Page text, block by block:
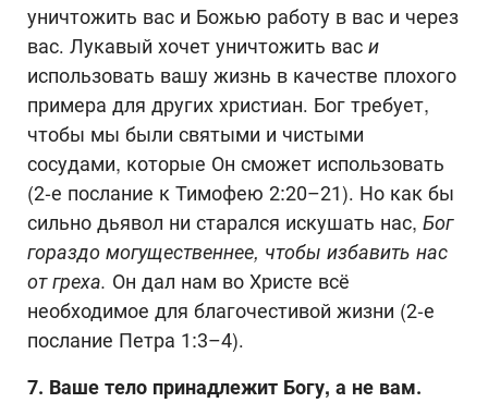
уничтожить вас и Божью работу в вас и через
вас. Лукавый хочет уничтожить вас и
использовать вашу жизнь в качестве плохого
примера для других христиан. Бог требует,
чтобы мы были святыми и чистыми
сосудами, которые Он сможет использовать
(2-е послание к Тимофею 2:20–21). Но как бы
сильно дьявол ни старался искушать нас, Бог
гораздо могущественнее, чтобы избавить нас
от греха. Он дал нам во Христе всё
необходимое для благочестивой жизни (2-е
послание Петра 1:3–4).
7. Ваше тело принадлежит Богу, а не вам.